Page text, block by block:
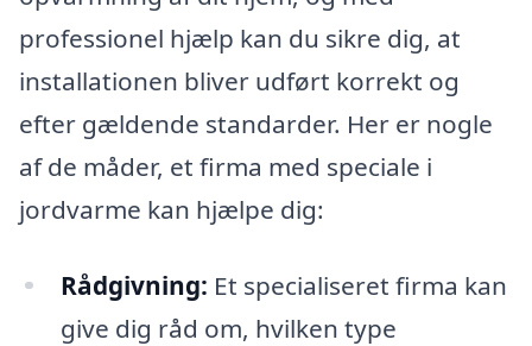
professionel hjælp kan du sikre dig, at
installationen bliver udført korrekt og
efter gældende standarder. Her er nogle
af de måder, et firma med speciale i
jordvarme kan hjælpe dig:
Rådgivning: Et specialiseret firma kan
give dig råd om, hvilken type